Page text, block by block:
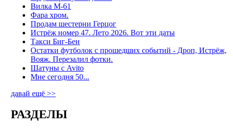
Вилка М-61
Фара хром.
Продам шестерни Герцог
Истрёж номер 47. Лето 2026. Вот эти даты
Такси Биг-Бен
Остатки футболок с прошедших событий - Дроп, Истрёж,
Вояж. Перезалил фотки.
Шатуны с Avito
Мне сегодня 50...
давай ещё >>
РАЗДЕЛЫ